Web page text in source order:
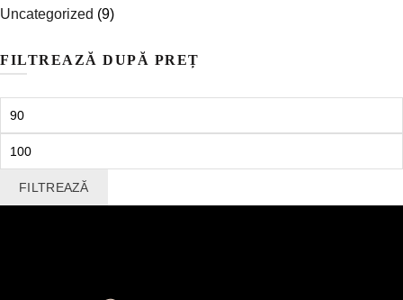
Uncategorized (9)
FILTREAZĂ DUPĂ PREȚ
FILTREAZĂ